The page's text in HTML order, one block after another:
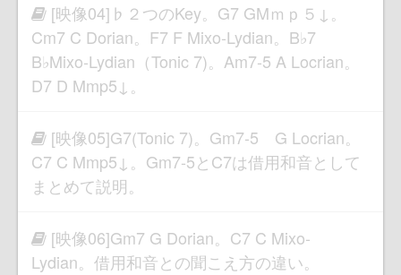
[映像04]♭２つのKey。G7 GMｍｐ５↓。
Cm7 C Dorian。F7 F Mixo-Lydian。B♭7
B♭Mixo-Lydian（Tonic 7)。Am7-5 A Locrian。
D7 D Mmp5↓。
[映像05]G7(Tonic 7)。Gm7-5 G Locrian。
C7 C Mmp5↓。Gm7-5とC7は借用和音として
まとめて説明。
[映像06]Gm7 G Dorian。C7 C Mixo-
Lydian。借用和音との聞こえ方の違い。